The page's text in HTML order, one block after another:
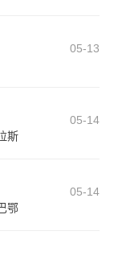
05-13
05-14
斯
05-14
鄂